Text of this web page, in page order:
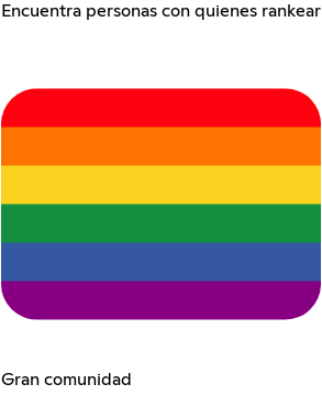
Encuentra personas con quienes rankear
Gran comunidad